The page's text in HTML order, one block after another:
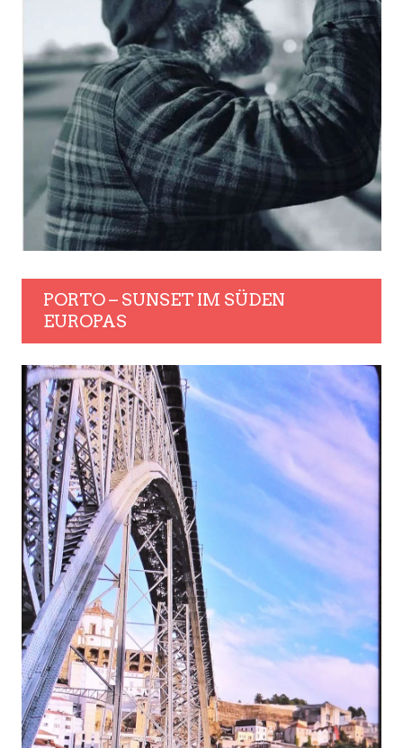
PORTO – SUNSET IM SÜDEN
EUROPAS